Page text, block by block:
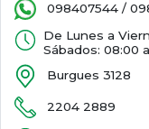
098407544 /
De Lunes a
Sábados: 08:00
Burgues 3128
2204 2889